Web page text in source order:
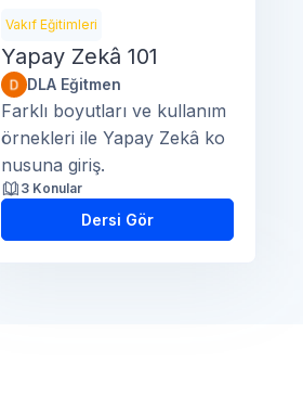
Vakıf Eğitimleri
Yapay Zekâ 101
DLA Eğitmen
Farklı boyutları ve kullanım
örnekleri ile Yapay Zekâ ko
nusuna giriş.
3 Konular
Dersi Gör